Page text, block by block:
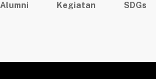
Alumni Kegiatan SDGs